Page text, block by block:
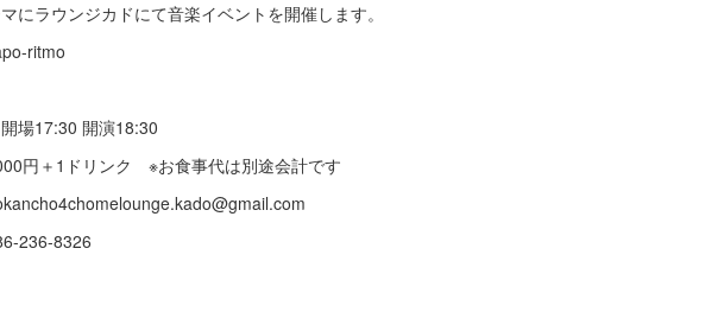
にラウンジカドにて音楽イベントを開催します。
ritmo
場17:30 開演18:30
円＋1ドリンク ※お食事代は別途会計です
236-8326